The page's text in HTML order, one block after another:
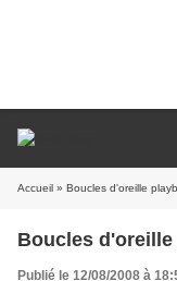
Accueil » Boucles d'oreille
Boucles
Publié le 12/08/2008 à